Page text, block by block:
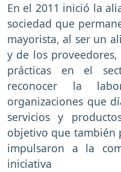
En el 2011 inició la
sociedad que
mayorista, al ser un
y de los
prácticas en el
reconocer la
organizaciones que
servicios y
objetivo que también
impulsaron a la
iniciativa